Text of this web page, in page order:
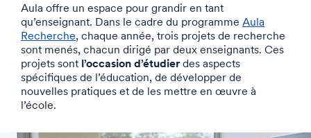
Aula offre un espace pour grandir en tant
qu’enseignant. Dans le cadre du programme Aula
Recherche, chaque année, trois projets de recherche
sont menés, chacun dirigé par deux enseignants. Ces
projets sont l’occasion d’étudier des aspects
spécifiques de l’éducation, de développer de
nouvelles pratiques et de les mettre en œuvre à
l’école.